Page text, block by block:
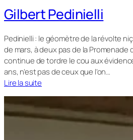
Gilbert Pedinielli
Pedinielli : le géomètre de la révolte
de mars, à deux pas de la Promenade
continue de tordre le cou aux
ans, n’est pas de ceux que l’on…
Lire la suite